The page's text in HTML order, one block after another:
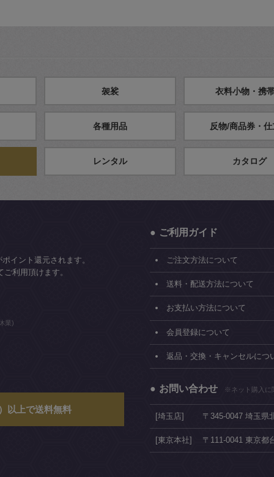
袈裟 衣料小物・携
各種用品 反物/商品券・
レンタル カタログ
イント還元されます。
利用頂けます。
業)
以上で送料無料
ご利用ガイド
ご注文方法について
送料・配送方法について
お支払い方法について
会員登録について
返品・交換・キャンセルにつ
お問い合わせ ※ネット購入に
[埼玉店] 〒345-0047 埼玉県
[東京本社] 〒111-0041 東京都